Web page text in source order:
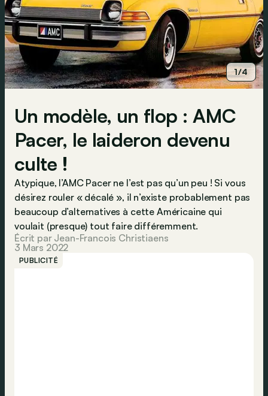
1/4
Un modèle, un flop : AMC
Pacer, le laideron devenu
culte !
Atypique, l’AMC Pacer ne l’est pas qu’un peu ! Si vous
désirez rouler « décalé », il n’existe probablement pas
beaucoup d’alternatives à cette Américaine qui
voulait (presque) tout faire différemment.
Écrit par Jean-Francois Christiaens
3 Mars 2022
PUBLICITÉ